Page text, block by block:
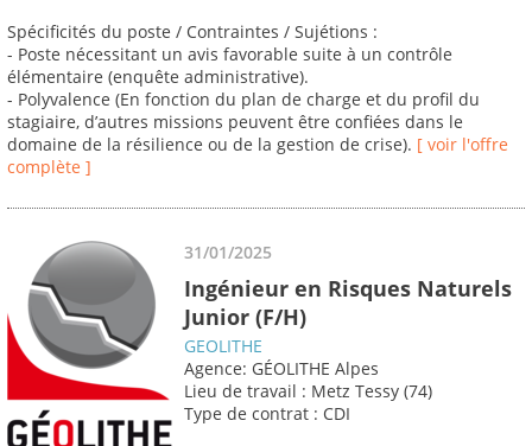
Spécificités du poste / Contraintes / Sujétions :
- Poste nécessitant un avis favorable suite à un contrôle
élémentaire (enquête administrative).
- Polyvalence (En fonction du plan de charge et du profil du
stagiaire, d’autres missions peuvent être confiées dans le
domaine de la résilience ou de la gestion de crise). [ voir l'offre
complète ]
31/01/2025
Ingénieur en Risques Naturels
Junior (F/H)
GEOLITHE
Agence: GÉOLITHE Alpes
Lieu de travail : Metz Tessy (74)
Type de contrat : CDI